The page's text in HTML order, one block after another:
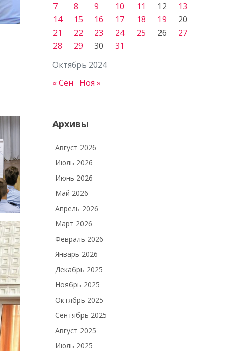
Октябрь 2024
7
8 9 10 11 12
13
14
15 16 17 18 19
20
21
22 23 24 25 26
27
28
29 30 31
« Сен Ноя »
Архивы
Август 2026
Июль 2026
Июнь 2026
Май 2026
Апрель 2026
Март 2026
Февраль 2026
Январь 2026
Декабрь 2025
Ноябрь 2025
Октябрь 2025
Сентябрь 2025
Август 2025
Июль 2025